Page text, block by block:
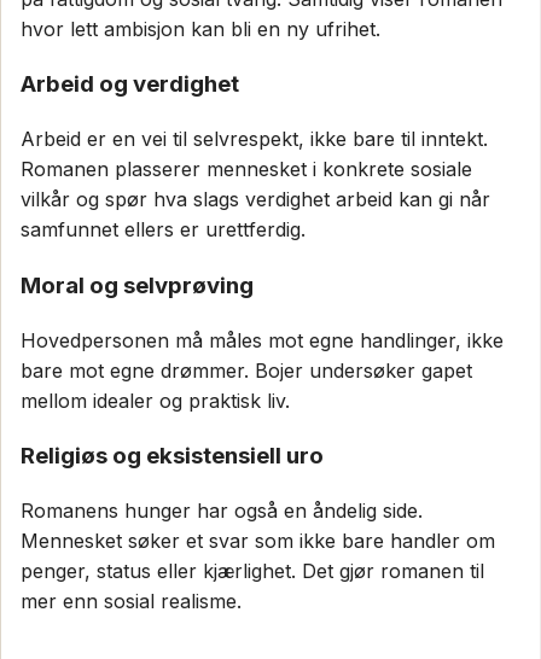
hvor lett ambisjon kan bli en ny ufrihet.
Arbeid og verdighet
Arbeid er en vei til selvrespekt, ikke bare til inntekt.
Romanen plasserer mennesket i konkrete sosiale
vilkår og spør hva slags verdighet arbeid kan gi når
samfunnet ellers er urettferdig.
Moral og selvprøving
Hovedpersonen må måles mot egne handlinger, ikke
bare mot egne drømmer. Bojer undersøker gapet
mellom idealer og praktisk liv.
Religiøs og eksistensiell uro
Romanens hunger har også en åndelig side.
Mennesket søker et svar som ikke bare handler om
penger, status eller kjærlighet. Det gjør romanen til
mer enn sosial realisme.